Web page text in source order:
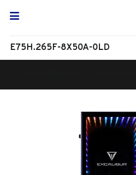
E75H.265F-8X50A-0LD